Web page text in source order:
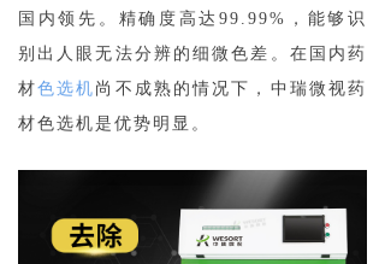
国内领先。精确度高达99.99%，能够识
别出人眼无法分辨的细微色差。在国内药
材色选机 尚不成熟的情况下，中瑞微视药
材色选机是优势明显。